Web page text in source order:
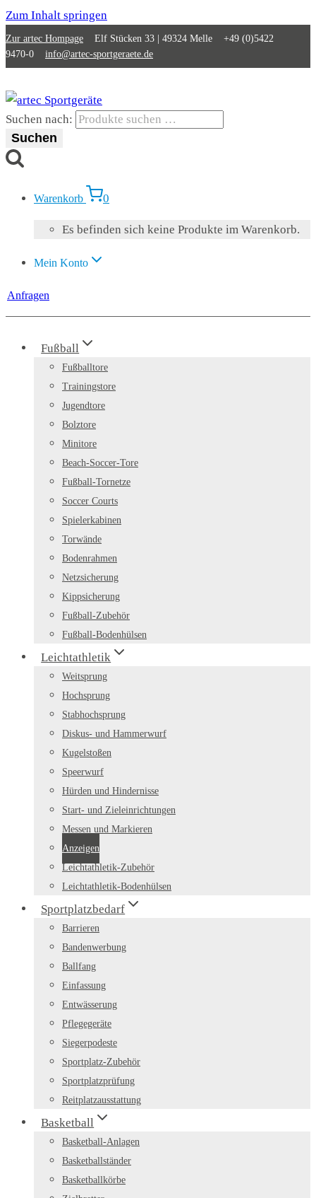
Zum Inhalt springen
Zur artec Hompage Elf Stücken 33 | 49324 Melle +49 (0)5422
9470-0 info@artec-sportgeraete.de
Suchen nach:
Suchen
Warenkorb 0
Es befinden sich keine Produkte im Warenkorb.
Mein Konto
Anfragen
Fußball
Fußballtore
Trainingstore
Jugendtore
Bolztore
Minitore
Beach-Soccer-Tore
Fußball-Tornetze
Soccer Courts
Spielerkabinen
Torwände
Bodenrahmen
Netzsicherung
Kippsicherung
Fußball-Zubehör
Fußball-Bodenhülsen
Leichtathletik
Weitsprung
Hochsprung
Stabhochsprung
Diskus- und Hammerwurf
Kugelstoßen
Speerwurf
Hürden und Hindernisse
Start- und Zieleinrichtungen
Messen und Markieren
Anzeigen
Leichtathletik-Zubehör
Leichtathletik-Bodenhülsen
Sportplatzbedarf
Barrieren
Bandenwerbung
Ballfang
Einfassung
Entwässerung
Pflegegeräte
Siegerpodeste
Sportplatz-Zubehör
Sportplatzprüfung
Reitplatzausstattung
Basketball
Basketball-Anlagen
Basketballständer
Basketballkörbe